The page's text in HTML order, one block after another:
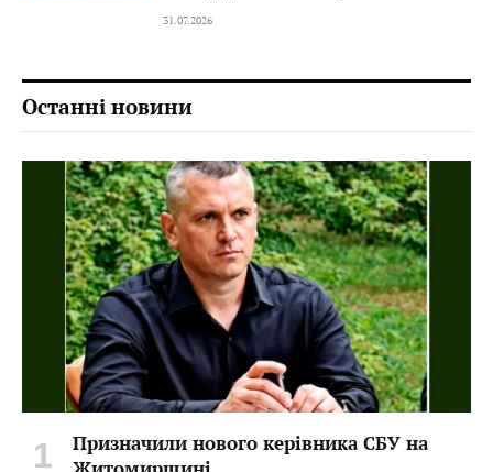
31.07.2026
Останні новини
Призначили нового керівника СБУ на